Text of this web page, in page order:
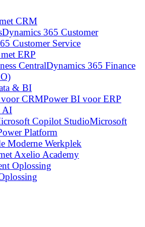
CRM
Dynamics 365 Customer
Customer Service
ERP
CentralDynamics 365 Finance
& BI
CRMPower BI voor ERP
AI
Copilot StudioMicrosoft
Platform
Moderne Werkplek
Axelio Academy
Oplossing